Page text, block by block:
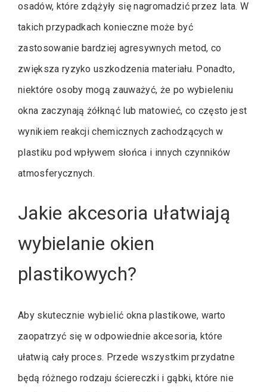
osadów, które zdążyły się nagromadzić przez lata. W
takich przypadkach konieczne może być
zastosowanie bardziej agresywnych metod, co
zwiększa ryzyko uszkodzenia materiału. Ponadto,
niektóre osoby mogą zauważyć, że po wybieleniu
okna zaczynają żółknąć lub matowieć, co często jest
wynikiem reakcji chemicznych zachodzących w
plastiku pod wpływem słońca i innych czynników
atmosferycznych.
Jakie akcesoria ułatwiają
wybielanie okien
plastikowych?
Aby skutecznie wybielić okna plastikowe, warto
zaopatrzyć się w odpowiednie akcesoria, które
ułatwią cały proces. Przede wszystkim przydatne
będą różnego rodzaju ściereczki i gąbki, które nie